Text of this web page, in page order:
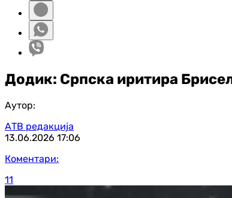
Додик: Српска иритира
Аутор:
АТВ редакција
13.06.2026 17:06
Коментари:
11